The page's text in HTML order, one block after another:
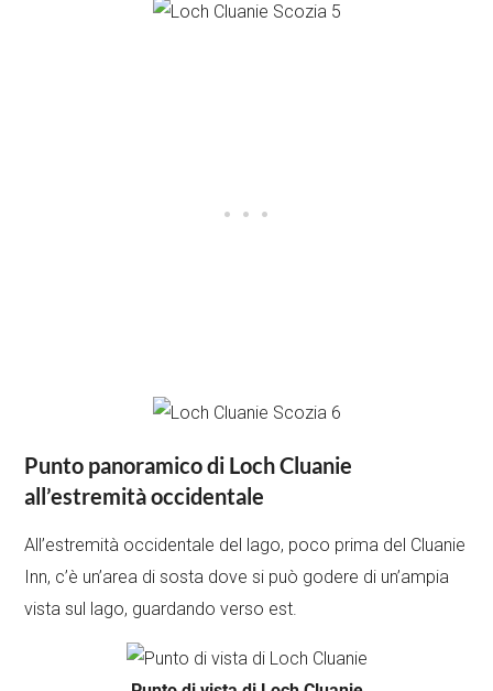
Punto panoramico di Loch Cluanie
all’estremità occidentale
All’estremità occidentale del lago, poco prima del Cluanie
Inn, c’è un’area di sosta dove si può godere di un’ampia
vista sul lago, guardando verso est.